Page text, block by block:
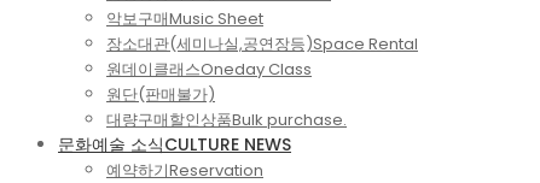
악보구매Music Sheet
장소대관(세미나실,공연장등)Space Rental
원데이클래스Oneday Class
원단(판매불가)
대량구매할인상품Bulk purchase.
문화예술 소식CULTURE NEWS
예약하기Reservation